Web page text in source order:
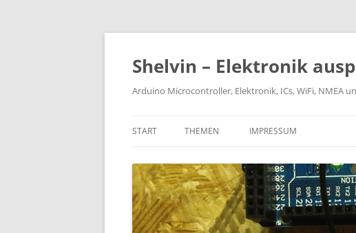
Zum
springen
Shelvin – Elektronik
Arduino Microcontroller, Elektronik, ICs, WiFi, NMEA
START THEMEN IMPRESSUM